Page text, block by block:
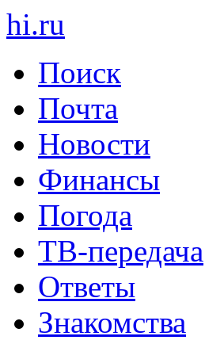
hi.ru
Поиск
Почта
Новости
Финансы
Погода
ТВ-передача
Ответы
Знакомства